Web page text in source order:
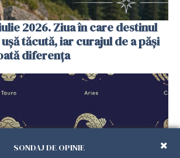
2026. Ziua în care destinul
tăcută, iar curajul de a păși
diferența
SONDAJ DE OPINIE